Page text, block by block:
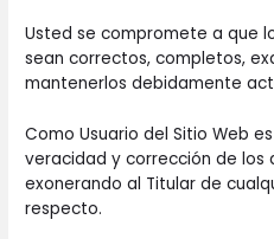
Usted se compromete a que
sean correctos, completos,
mantenerlos debidamente
Como Usuario del Sitio Web
veracidad y corrección de los
exonerando al Titular de
respecto.